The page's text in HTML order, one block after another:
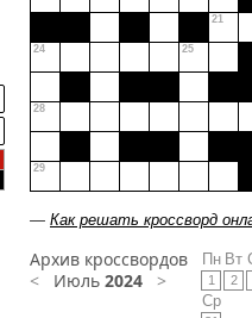
21
24 25
28
29
— Как решать кроссворд
Архив кроссвордов
< Июль 2024 >
Пн
1
Вт
2
Ср